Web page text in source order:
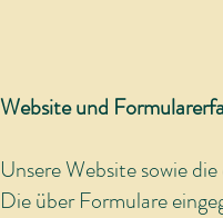
Website und
Unsere Website sowie
Die über Formulare